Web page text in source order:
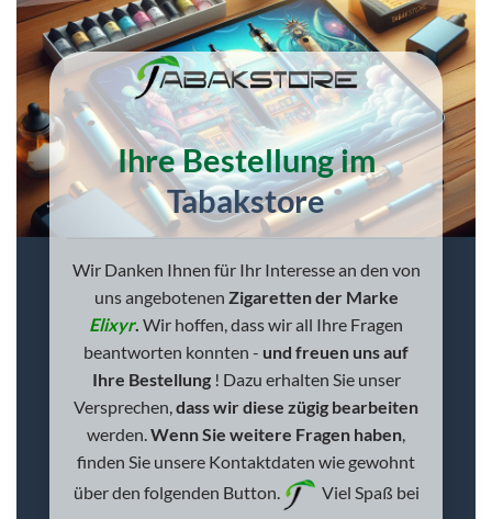
Ihre Bestellung im
Tabakstore
Wir Danken Ihnen für Ihr Interesse an den von
uns angebotenen Zigaretten der Marke
Elixyr. Wir hoffen, dass wir all Ihre Fragen
beantworten konnten - und freuen uns auf
Ihre Bestellung! Dazu erhalten Sie unser
Versprechen,dass wir diese zügig bearbeiten
werden.Wenn Sie weitere Fragen haben,
finden Sie unsere Kontaktdaten wie gewohnt
über den folgenden Button.
Viel Spaß bei